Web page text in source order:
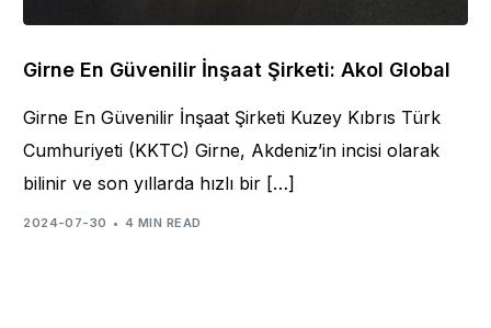
Girne En Güvenilir İnşaat Şirketi: Akol Global
Girne En Güvenilir İnşaat Şirketi Kuzey Kıbrıs Türk
Cumhuriyeti (KKTC) Girne, Akdeniz’in incisi olarak
bilinir ve son yıllarda hızlı bir […]
2024-07-30 4 MIN READ